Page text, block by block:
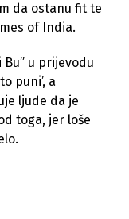
da ostanu fit te
of India.
u prijevodu
puni’, a
ljude da je
toga, jer loše